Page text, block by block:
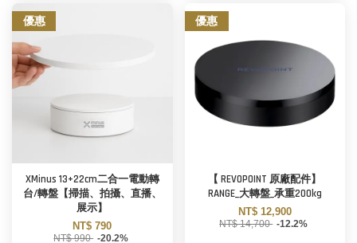
優惠
XMinus 13+22cm二合一電動轉
台/轉盤【掃描、拍攝、直播、
展示】
NT$ 790
NT$ 990 -20.2%
優惠
【 REVOPOINT 原廠配件】
RANGE_大轉盤_承重200kg
NT$ 12,900
NT$ 14,700 -12.2%